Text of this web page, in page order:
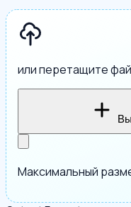
или перетащите
Максимальный